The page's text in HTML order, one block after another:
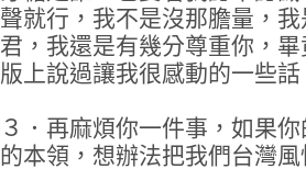
聲就行，我不是沒那膽量，
君，我還是有幾分尊重你，
版上說過讓我很感動的一些
３．再麻煩你一件事，如果
的本領，想辦法把我們台灣